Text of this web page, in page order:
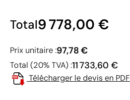
Total9 778,00 €
Prix unitaire :97,78 €
Total (20% TVA) :11 733,60 €
Télécharger le devis en PDF